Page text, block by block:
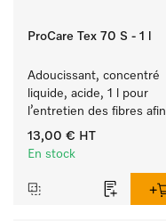
ProCare Tex 70 S - 1 l
Adoucissant, concentré
liquide, acide, 1 l pour
l’entretien des fibres afin
de garantir des textiles
souples à long terme.
13,00 € HT
En stock